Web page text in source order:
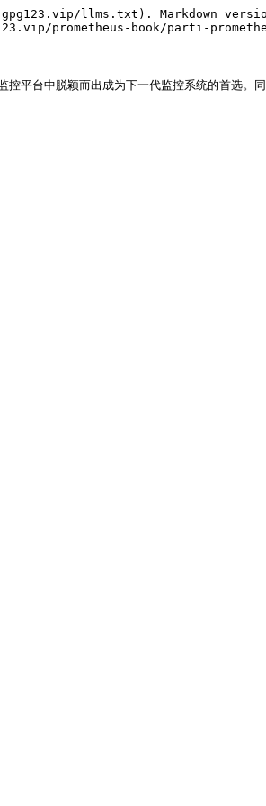
llms.txt). Markdown
prometheus-book/parti-
台中脱颖而出成为下一代监控系统的首选